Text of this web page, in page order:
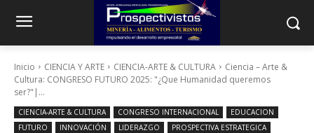
Inicio CIENCIA Y ARTE CIENCIA-ARTE & CULTURA
Ciencia – Arte &
Cultura: CONGRESO FUTURO 2025: "¿Que Humanidad queremos
ser?"|...
CIENCIA-ARTE & CULTURA CONGRESO INTERNACIONAL
EDUCACION
FUTURO
INNOVACIÓN LIDERAZGO PROSPECTIVA ESTRATEGICA